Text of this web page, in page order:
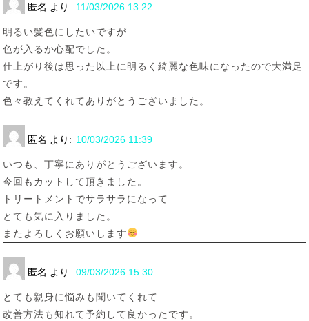
匿名 より: 11/03/2026 13:22
明るい髪色にしたいですが
色が入るか心配でした。
仕上がり後は思った以上に明るく綺麗な色味になったので大満足
です。
色々教えてくれてありがとうございました。
匿名 より: 10/03/2026 11:39
いつも、丁寧にありがとうございます。
今回もカットして頂きました。
トリートメントでサラサラになって
とても気に入りました。
またよろしくお願いします
匿名 より: 09/03/2026 15:30
とても親身に悩みも聞いてくれて
改善方法も知れて予約して良かったです。